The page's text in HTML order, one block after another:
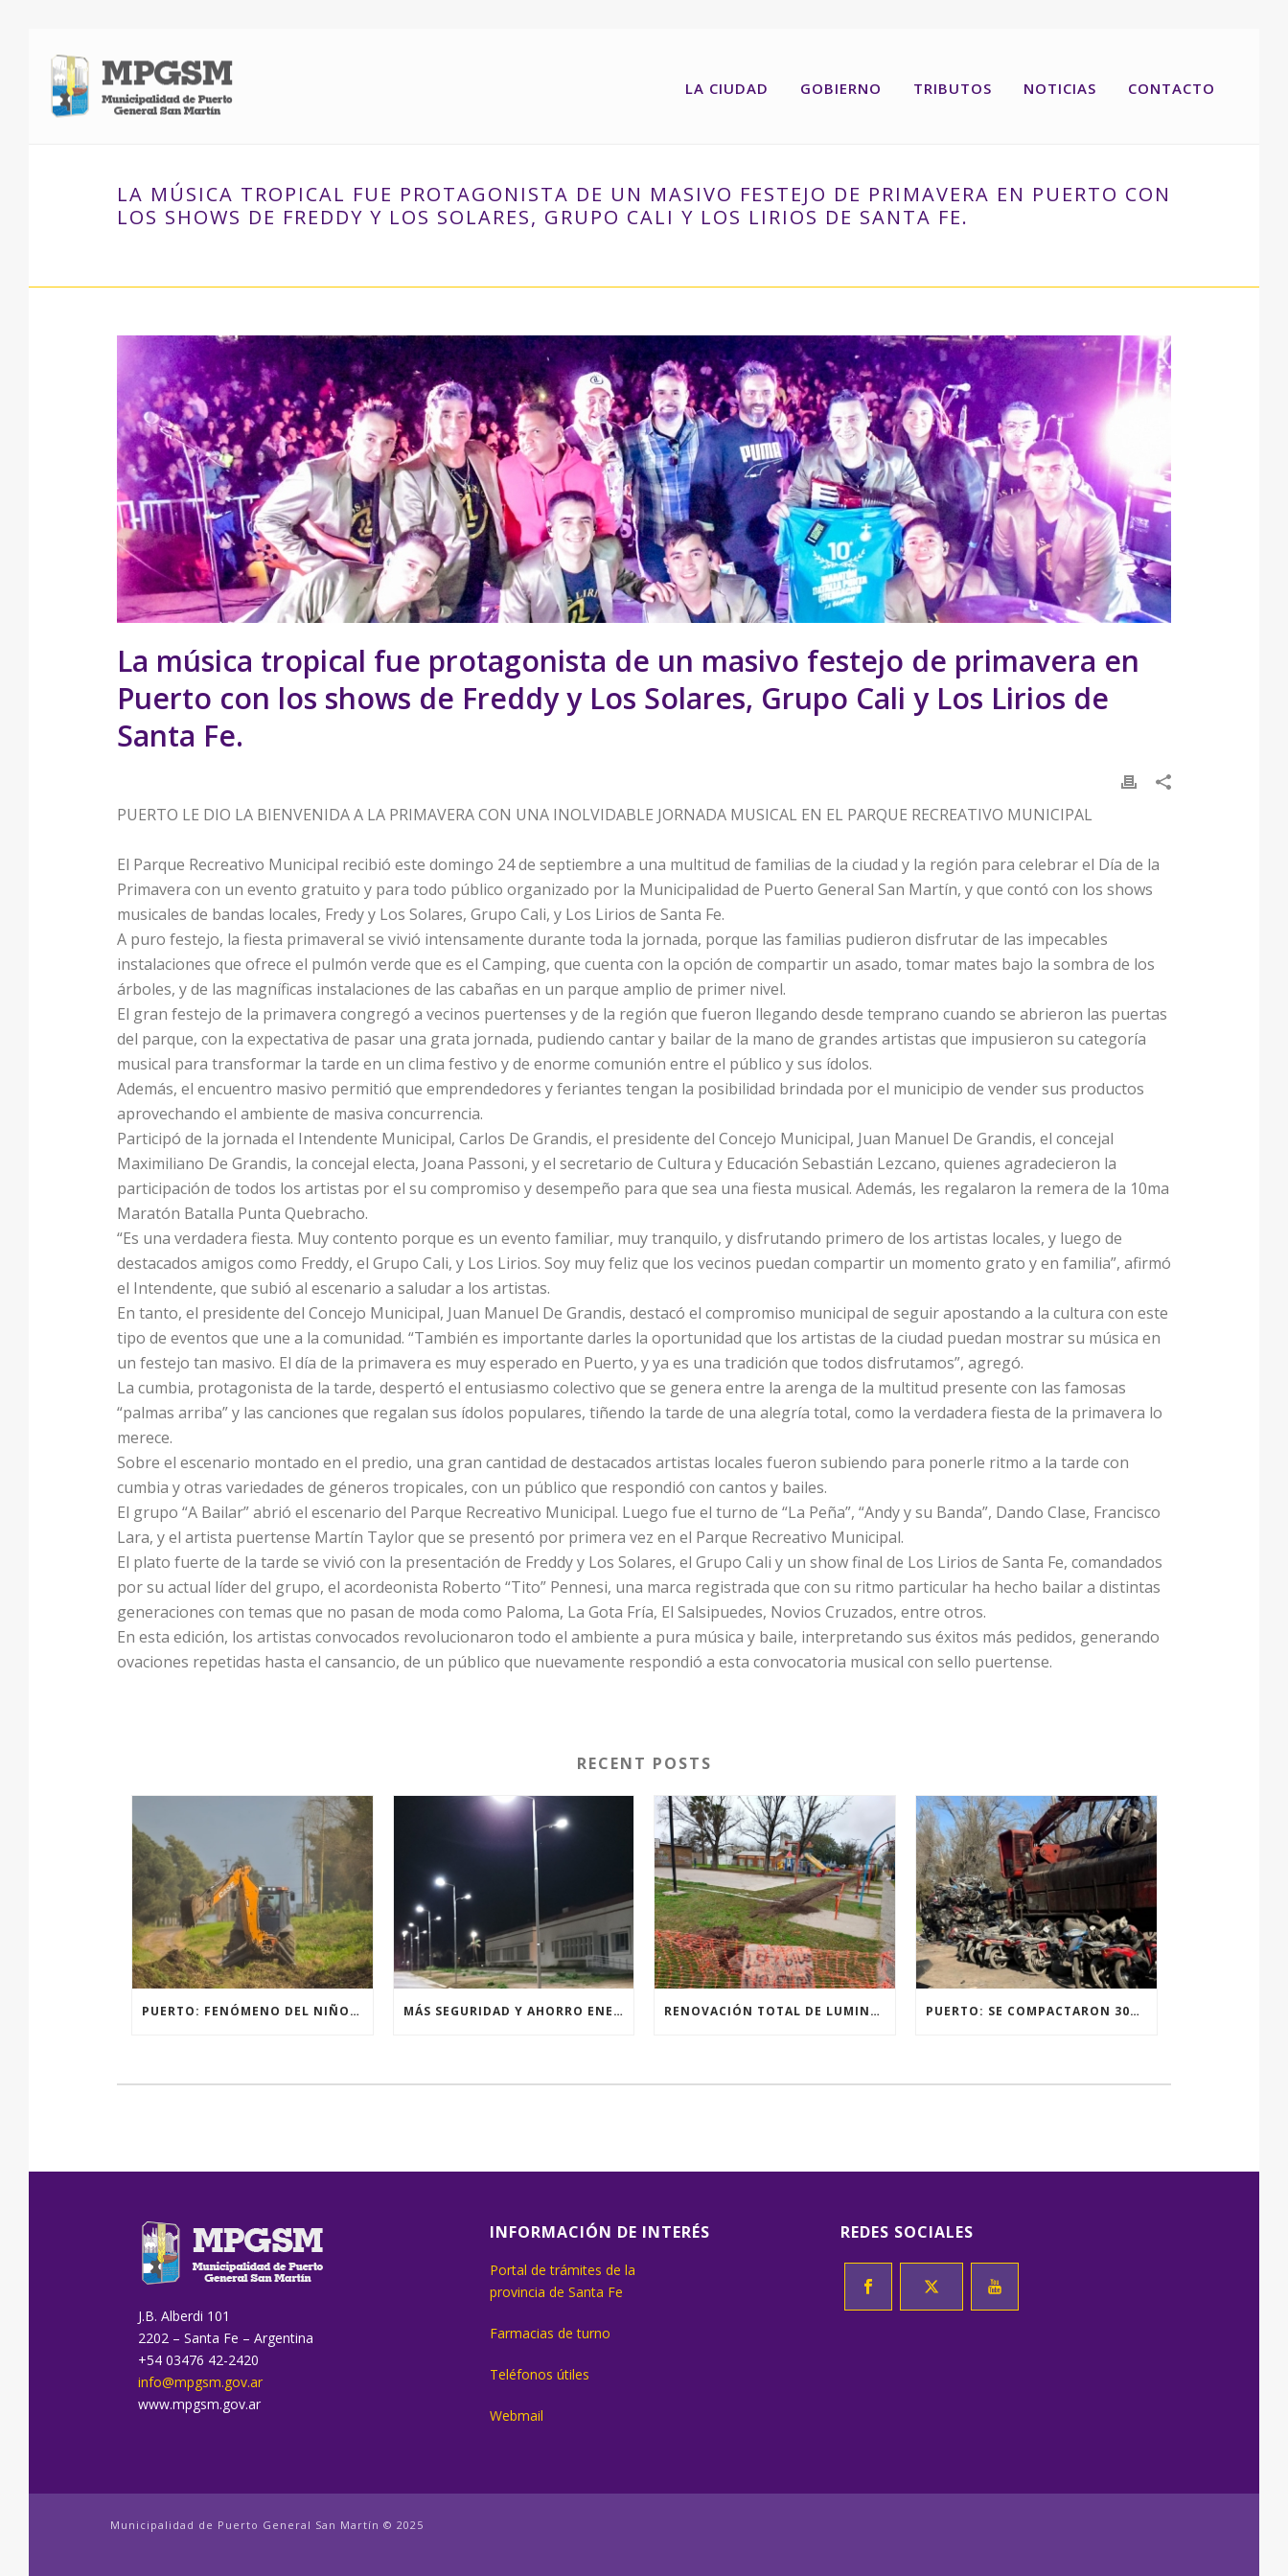
LA CIUDAD GOBIERNO TRIBUTOS NOTICIAS CONTACTO
LA MÚSICA TROPICAL FUE PROTAGONISTA DE UN MASIVO FESTEJO DE PRIMAVERA EN PUERTO CON
LOS SHOWS DE FREDDY Y LOS SOLARES, GRUPO CALI Y LOS LIRIOS DE SANTA FE.
La música tropical fue protagonista de un masivo festejo de primavera en
Puerto con los shows de Freddy y Los Solares, Grupo Cali y Los Lirios de
Santa Fe.
PUERTO LE DIO LA BIENVENIDA A LA PRIMAVERA CON UNA INOLVIDABLE JORNADA MUSICAL EN EL PARQUE RECREATIVO MUNICIPAL
El Parque Recreativo Municipal recibió este domingo 24 de septiembre a una multitud de familias de la ciudad y la región para celebrar el Día de la
Primavera con un evento gratuito y para todo público organizado por la Municipalidad de Puerto General San Martín, y que contó con los shows
musicales de bandas locales, Fredy y Los Solares, Grupo Cali, y Los Lirios de Santa Fe.
A puro festejo, la fiesta primaveral se vivió intensamente durante toda la jornada, porque las familias pudieron disfrutar de las impecables
instalaciones que ofrece el pulmón verde que es el Camping, que cuenta con la opción de compartir un asado, tomar mates bajo la sombra de los
árboles, y de las magníficas instalaciones de las cabañas en un parque amplio de primer nivel.
El gran festejo de la primavera congregó a vecinos puertenses y de la región que fueron llegando desde temprano cuando se abrieron las puertas
del parque, con la expectativa de pasar una grata jornada, pudiendo cantar y bailar de la mano de grandes artistas que impusieron su categoría
musical para transformar la tarde en un clima festivo y de enorme comunión entre el público y sus ídolos.
Además, el encuentro masivo permitió que emprendedores y feriantes tengan la posibilidad brindada por el municipio de vender sus productos
aprovechando el ambiente de masiva concurrencia.
Participó de la jornada el Intendente Municipal, Carlos De Grandis, el presidente del Concejo Municipal, Juan Manuel De Grandis, el concejal
Maximiliano De Grandis, la concejal electa, Joana Passoni, y el secretario de Cultura y Educación Sebastián Lezcano, quienes agradecieron la
participación de todos los artistas por el su compromiso y desempeño para que sea una fiesta musical. Además, les regalaron la remera de la 10ma
Maratón Batalla Punta Quebracho.
“Es una verdadera fiesta. Muy contento porque es un evento familiar, muy tranquilo, y disfrutando primero de los artistas locales, y luego de
destacados amigos como Freddy, el Grupo Cali, y Los Lirios. Soy muy feliz que los vecinos puedan compartir un momento grato y en familia”, afirmó
el Intendente, que subió al escenario a saludar a los artistas.
En tanto, el presidente del Concejo Municipal, Juan Manuel De Grandis, destacó el compromiso municipal de seguir apostando a la cultura con este
tipo de eventos que une a la comunidad. “También es importante darles la oportunidad que los artistas de la ciudad puedan mostrar su música en
un festejo tan masivo. El día de la primavera es muy esperado en Puerto, y ya es una tradición que todos disfrutamos”, agregó.
La cumbia, protagonista de la tarde, despertó el entusiasmo colectivo que se genera entre la arenga de la multitud presente con las famosas
“palmas arriba” y las canciones que regalan sus ídolos populares, tiñendo la tarde de una alegría total, como la verdadera fiesta de la primavera lo
merece.
Sobre el escenario montado en el predio, una gran cantidad de destacados artistas locales fueron subiendo para ponerle ritmo a la tarde con
cumbia y otras variedades de géneros tropicales, con un público que respondió con cantos y bailes.
El grupo “A Bailar” abrió el escenario del Parque Recreativo Municipal. Luego fue el turno de “La Peña”, “Andy y su Banda”, Dando Clase, Francisco
Lara, y el artista puertense Martín Taylor que se presentó por primera vez en el Parque Recreativo Municipal.
El plato fuerte de la tarde se vivió con la presentación de Freddy y Los Solares, el Grupo Cali y un show final de Los Lirios de Santa Fe, comandados
por su actual líder del grupo, el acordeonista Roberto “Tito” Pennesi, una marca registrada que con su ritmo particular ha hecho bailar a distintas
generaciones con temas que no pasan de moda como Paloma, La Gota Fría, El Salsipuedes, Novios Cruzados, entre otros.
En esta edición, los artistas convocados revolucionaron todo el ambiente a pura música y baile, interpretando sus éxitos más pedidos, generando
ovaciones repetidas hasta el cansancio, de un público que nuevamente respondió a esta convocatoria musical con sello puertense.
RECENT POSTS
PUERTO: FENÓMENO DEL NIÑO, ACCIONES PREVENTIVAS Y OBRAS. MÁS SEGURIDAD Y AHORRO ENERGÉTICO RENOVACIÓN TOTAL DE LUMINARIAS EN LA PLAZA JOSÉ PEDRONI DE SAN SEBASTIÁN. PUERTO: SE COMPACTARON 300 MOTOVEHÍCULOS
J.B. Alberdi 101
2202 – Santa Fe – Argentina
+54 03476 42-2420
info@mpgsm.gov.ar
www.mpgsm.gov.ar
INFORMACIÓN DE INTERÉS
Portal de trámites de la
provincia de Santa Fe
Farmacias de turno
Teléfonos útiles
Webmail
REDES SOCIALES
Municipalidad de Puerto General San Martín © 2025